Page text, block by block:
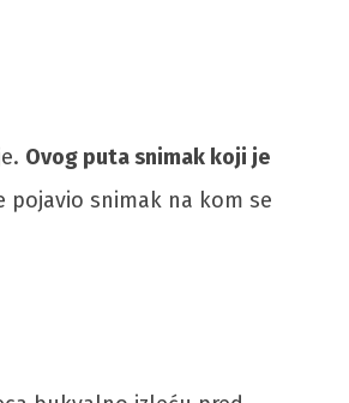
Ovog puta snimak koji je
pojavio snimak na kom se